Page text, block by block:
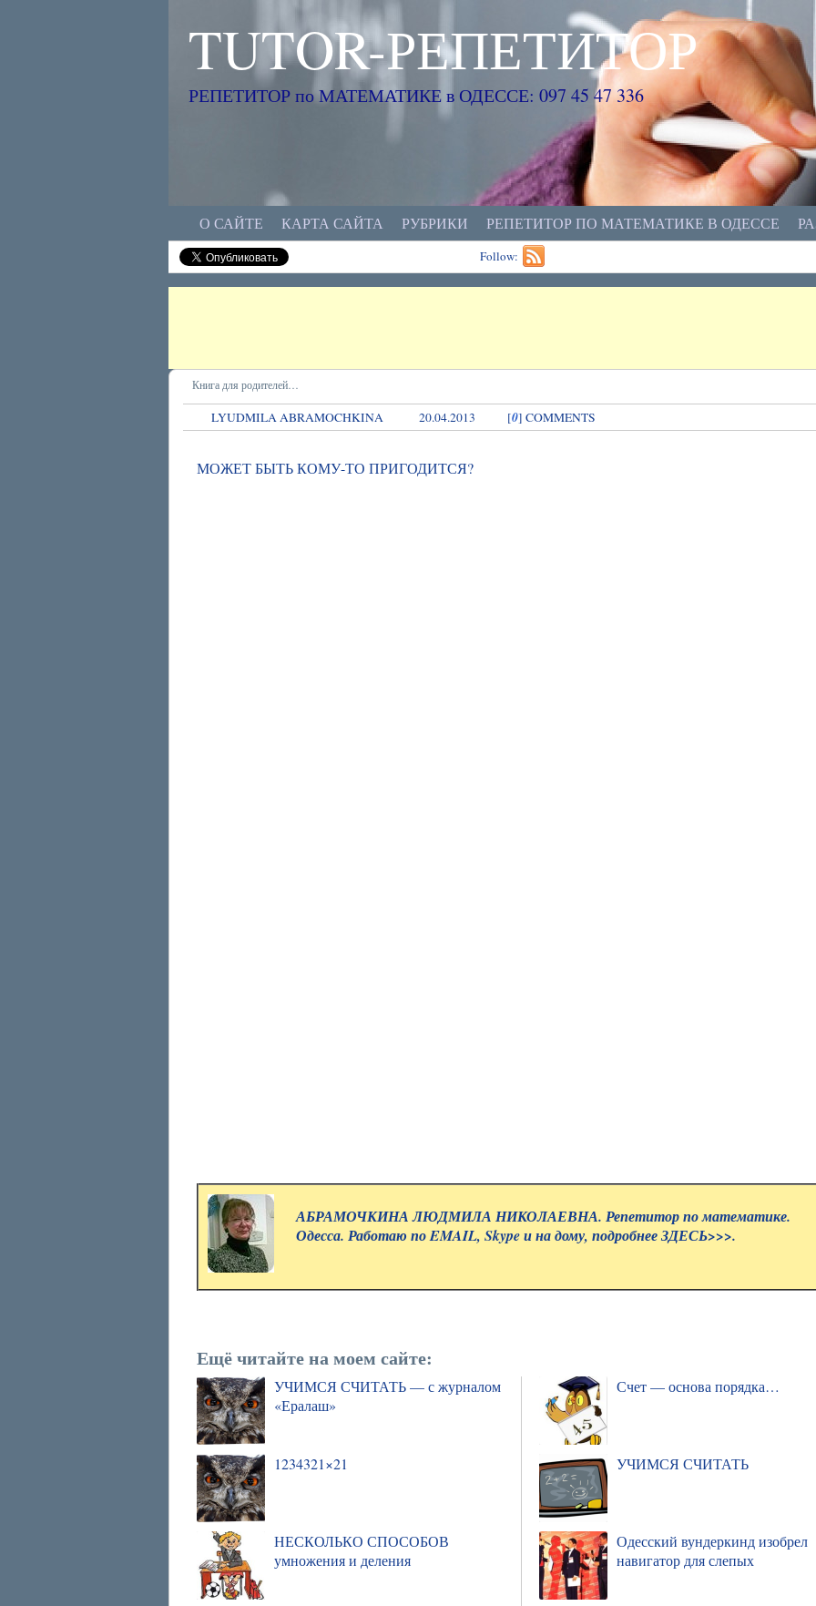
TUTOR-РЕПЕТИТОР
РЕПЕТИТОР по МАТЕМАТИКЕ в ОДЕССЕ: 097 45 47 336
О САЙТЕ КАРТА САЙТА РУБРИКИ РЕПЕТИТОР ПО МАТЕМАТИКЕ В ОДЕССЕ
Follow:
Книга для родителей…
LYUDMILA ABRAMOCHKINA 20.04.2013 [0] COMMENTS
МОЖЕТ БЫТЬ КОМУ-ТО ПРИГОДИТСЯ?
АБРАМОЧКИНА ЛЮДМИЛА НИКОЛАЕВНА. Репетитор по математике.
Одесса. Работаю по EMAIL, Skype и на дому, подробнееЗДЕСЬ>>>.
Ещё читайте на моем сайте:
УЧИМСЯ СЧИТАТЬ — с журналом
«Ералаш»
1234321×21
НЕСКОЛЬКО СПОСОБОВ
умножения и деления
Счет — основа порядка…
УЧИМСЯ СЧИТАТЬ
Одесский вундеркинд изобрел
навигатор для слепых